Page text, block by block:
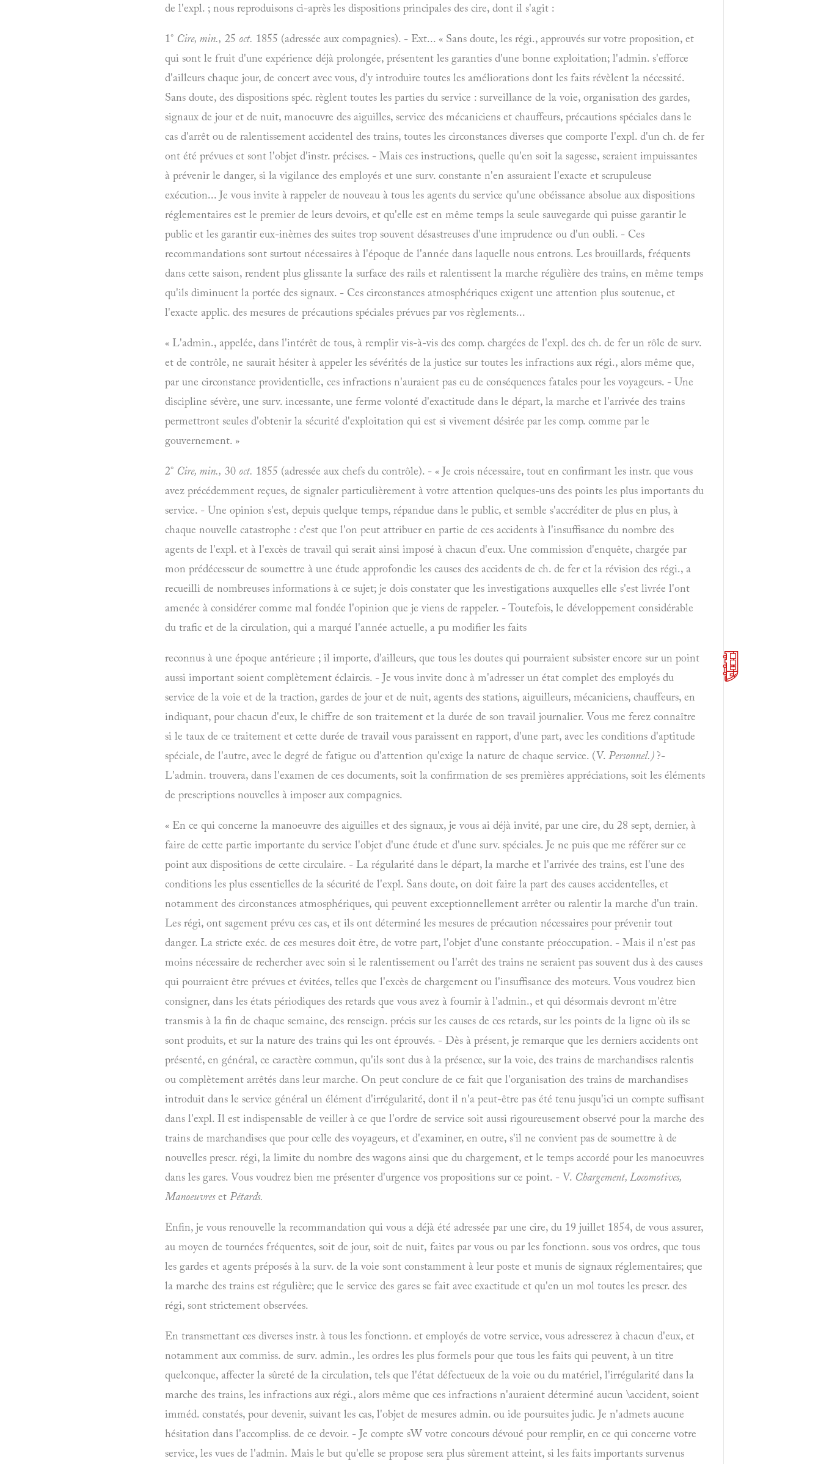
de l'expl. ; nous reproduisons ci-après les dispositions principales des cire, dont il s'agit :
1° Cire, min., 25 oct. 1855 (adressée aux compagnies). - Ext... « Sans doute, les régi., approuvés sur votre proposition, et
qui sont le fruit d'une expérience déjà prolongée, présentent les garanties d'une bonne exploitation; l'admin. s'efforce
d'ailleurs chaque jour, de concert avec vous, d'y introduire toutes les améliorations dont les faits révèlent la nécessité.
Sans doute, des dispositions spéc. règlent toutes les parties du service : surveillance de la voie, organisation des gardes,
signaux de jour et de nuit, manoeuvre des aiguilles, service des mécaniciens et chauffeurs, précautions spéciales dans le
cas d'arrêt ou de ralentissement accidentel des trains, toutes les circonstances diverses que comporte l'expl. d'un ch. de fer
ont été prévues et sont l'objet d'instr. précises. - Mais ces instructions, quelle qu'en soit la sagesse, seraient impuissantes
à prévenir le danger, si la vigilance des employés et une surv. constante n'en assuraient l'exacte et scrupuleuse
exécution... Je vous invite à rappeler de nouveau à tous les agents du service qu'une obéissance absolue aux dispositions
réglementaires est le premier de leurs devoirs, et qu'elle est en même temps la seule sauvegarde qui puisse garantir le
public et les garantir eux-inèmes des suites trop souvent désastreuses d'une imprudence ou d'un oubli. - Ces
recommandations sont surtout nécessaires à l'époque de l'année dans laquelle nous entrons. Les brouillards, fréquents
dans cette saison, rendent plus glissante la surface des rails et ralentissent la marche régulière des trains, en même temps
qu'ils diminuent la portée des signaux. - Ces circonstances atmosphériques exigent une attention plus soutenue, et
l'exacte applic. des mesures de précautions spéciales prévues par vos règlements...
« L'admin., appelée, dans l'intérêt de tous, à remplir vis-à-vis des comp. chargées de l'expl. des ch. de fer un rôle de surv.
et de contrôle, ne saurait hésiter à appeler les sévérités de la justice sur toutes les infractions aux régi., alors même que,
par une circonstance providentielle, ces infractions n'auraient pas eu de conséquences fatales pour les voyageurs. - Une
discipline sévère, une surv. incessante, une ferme volonté d'exactitude dans le départ, la marche et l'arrivée des trains
permettront seules d'obtenir la sécurité d'exploitation qui est si vivement désirée par les comp. comme par le
gouvernement. »
2° Cire, min., 30 oct. 1855 (adressée aux chefs du contrôle). - « Je crois nécessaire, tout en confirmant les instr. que vous
avez précédemment reçues, de signaler particulièrement à votre attention quelques-uns des points les plus importants du
service. - Une opinion s'est, depuis quelque temps, répandue dans le public, et semble s'accréditer de plus en plus, à
chaque nouvelle catastrophe : c'est que l'on peut attribuer en partie de ces accidents à l'insuffisance du nombre des
agents de l'expl. et à l'excès de travail qui serait ainsi imposé à chacun d'eux. Une commission d'enquête, chargée par
mon prédécesseur de soumettre à une étude approfondie les causes des accidents de ch. de fer et la révision des régi., a
recueilli de nombreuses informations à ce sujet; je dois constater que les investigations auxquelles elle s'est livrée l'ont
amenée à considérer comme mal fondée l'opinion que je viens de rappeler. - Toutefois, le développement considérable
du trafic et de la circulation, qui a marqué l'année actuelle, a pu modifier les faits
reconnus à une époque antérieure ; il importe, d'ailleurs, que tous les doutes qui pourraient subsister encore sur un point
aussi important soient complètement éclaircis. - Je vous invite donc à m'adresser un état complet des employés du
service de la voie et de la traction, gardes de jour et de nuit, agents des stations, aiguilleurs, mécaniciens, chauffeurs, en
indiquant, pour chacun d'eux, le chiffre de son traitement et la durée de son travail journalier. Vous me ferez connaître
si le taux de ce traitement et cette durée de travail vous paraissent en rapport, d'une part, avec les conditions d'aptitude
spéciale, de l'autre, avec le degré de fatigue ou d'attention qu'exige la nature de chaque service. (V. Personnel.) ?-
L'admin. trouvera, dans l'examen de ces documents, soit la confirmation de ses premières appréciations, soit les éléments
de prescriptions nouvelles à imposer aux compagnies.
« En ce qui concerne la manoeuvre des aiguilles et des signaux, je vous ai déjà invité, par une cire, du 28 sept, dernier, à
faire de cette partie importante du service l'objet d'une étude et d'une surv. spéciales. Je ne puis que me référer sur ce
point aux dispositions de cette circulaire. - La régularité dans le départ, la marche et l'arrivée des trains, est l'une des
conditions les plus essentielles de la sécurité de l'expl. Sans doute, on doit faire la part des causes accidentelles, et
notamment des circonstances atmosphériques, qui peuvent exceptionnellement arrêter ou ralentir la marche d'un train.
Les régi, ont sagement prévu ces cas, et ils ont déterminé les mesures de précaution nécessaires pour prévenir tout
danger. La stricte exéc. de ces mesures doit être, de votre part, l'objet d'une constante préoccupation. - Mais il n'est pas
moins nécessaire de rechercher avec soin si le ralentissement ou l'arrêt des trains ne seraient pas souvent dus à des causes
qui pourraient être prévues et évitées, telles que l'excès de chargement ou l'insuffisance des moteurs. Vous voudrez bien
consigner, dans les états périodiques des retards que vous avez à fournir à l'admin., et qui désormais devront m'être
transmis à la fin de chaque semaine, des renseign. précis sur les causes de ces retards, sur les points de la ligne où ils se
sont produits, et sur la nature des trains qui les ont éprouvés. - Dès à présent, je remarque que les derniers accidents ont
présenté, en général, ce caractère commun, qu'ils sont dus à la présence, sur la voie, des trains de marchandises ralentis
ou complètement arrêtés dans leur marche. On peut conclure de ce fait que l'organisation des trains de marchandises
introduit dans le service général un élément d'irrégularité, dont il n'a peut-être pas été tenu jusqu'ici un compte suffisant
dans l'expl. Il est indispensable de veiller à ce que l'ordre de service soit aussi rigoureusement observé pour la marche des
trains de marchandises que pour celle des voyageurs, et d'examiner, en outre, s'il ne convient pas de soumettre à de
nouvelles prescr. régi, la limite du nombre des wagons ainsi que du chargement, et le temps accordé pour les manoeuvres
dans les gares. Vous voudrez bien me présenter d'urgence vos propositions sur ce point. - V. Chargement, Locomotives,
Manoeuvreset Pétards.
Enfin, je vous renouvelle la recommandation qui vous a déjà été adressée par une cire, du 19 juillet 1854, de vous assurer,
au moyen de tournées fréquentes, soit de jour, soit de nuit, faites par vous ou par les fonctionn. sous vos ordres, que tous
les gardes et agents préposés à la surv. de la voie sont constamment à leur poste et munis de signaux réglementaires; que
la marche des trains est régulière; que le service des gares se fait avec exactitude et qu'en un mol toutes les prescr. des
régi, sont strictement observées.
En transmettant ces diverses instr. à tous les fonctionn. et employés de votre service, vous adresserez à chacun d'eux, et
notamment aux commiss. de surv. admin., les ordres les plus formels pour que tous les faits qui peuvent, à un titre
quelconque, affecter la sûreté de la circulation, tels que l'état défectueux de la voie ou du matériel, l'irrégularité dans la
marche des trains, les infractions aux régi., alors même que ces infractions n'auraient déterminé aucun \accident, soient
imméd. constatés, pour devenir, suivant les cas, l'objet de mesures admin. ou ide poursuites judic. Je n'admets aucune
hésitation dans l'accompliss. de ce devoir. - Je compte sW votre concours dévoué pour remplir, en ce qui concerne votre
service, les vues de l'admin. Mais le but qu'elle se propose sera plus sûrement atteint, si les faits importants survenus